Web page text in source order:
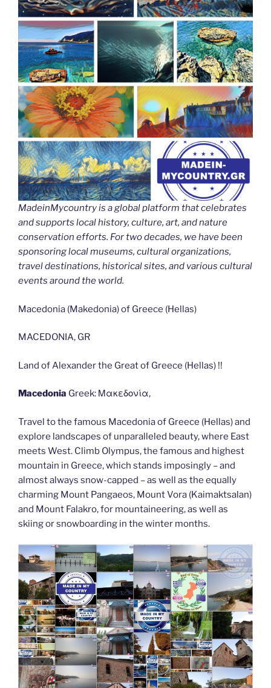
MadeinMycountry is a global platform that celebrates
and supports local history, culture, art, and nature
conservation efforts. For two decades, we have been
sponsoring local museums, cultural organizations,
travel destinations, historical sites, and various cultural
events around the world.
Macedonia (Makedonia) of Greece (Hellas)
MACEDONIA, GR
Land of Alexander the Great of Greece (Hellas) !!
Macedonia Greek: Μακεδονία,
Travel to the famous Macedonia of Greece (Hellas) and
explore landscapes of unparalleled beauty, where East
meets West. Climb Olympus, the famous and highest
mountain in Greece, which stands imposingly – and
almost always snow-capped – as well as the equally
charming Mount Pangaeos, Mount Vora (Kaimaktsalan)
and Mount Falakro, for mountaineering, as well as
skiing or snowboarding in the winter months.